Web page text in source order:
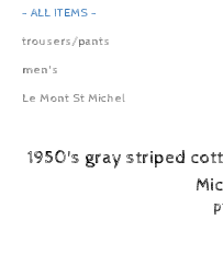
- ALL ITEMS -
trousers/pants
men's
Le Mont St Michel
1950's gray striped